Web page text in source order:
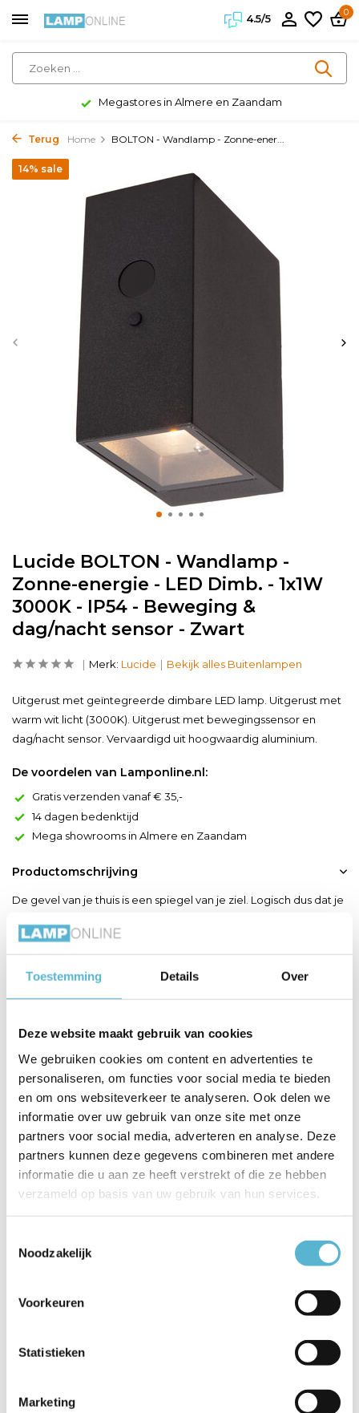
Toestemming Details Over
Deze website maakt gebruik van cookies
We gebruiken cookies om content en advertenties te
personaliseren, om functies voor social media te bieden
en om ons websiteverkeer te analyseren. Ook delen we
informatie over uw gebruik van onze site met onze
partners voor social media, adverteren en analyse. Deze
partners kunnen deze gegevens combineren met andere
informatie die u aan ze heeft verstrekt of die ze hebben
verzameld op basis van uw gebruik van hun services.
Noodzakelijk
Voorkeuren
Statistieken
Marketing
4.5/5
0
Megastores in Almere en Zaandam
Terug Home BOLTON - Wandlamp - Zonne-ener...
Lucide BOLTON - Wandlamp -
Zonne-energie - LED Dimb. - 1x1W
3000K - IP54 - Beweging &
dag/nacht sensor - Zwart
14% sale
Merk: Lucide Bekijk alles Buitenlampen
Uitgerust met geïntegreerde dimbare LED lamp. Uitgerust met
warm wit licht (3000K). Uitgerust met bewegingssensor en
dag/nacht sensor. Vervaardigd uit hoogwaardig aluminium.
De voordelen van Lamponline.nl:
Gratis verzenden vanaf € 35,-
14 dagen bedenktijd
Mega showrooms in Almere en Zaandam
Productomschrijving
De gevel van je thuis is een spiegel van je ziel. Logisch dus dat je
buitenomgeving van je woning. Wandlamp Bolton hult je woning
van buitenaf met veel plezier in stijlvol licht. Het aluminium
armatuur met geïntegreerde dimbare ledlamp en met een
dag/nacht-sensor voor automatische we...
Productspecificaties
Artikelnummer 15814/01/30
EAN 5411212152091
Leverancier Lucide
Er zijn nog geen reviews geschreven over dit product..